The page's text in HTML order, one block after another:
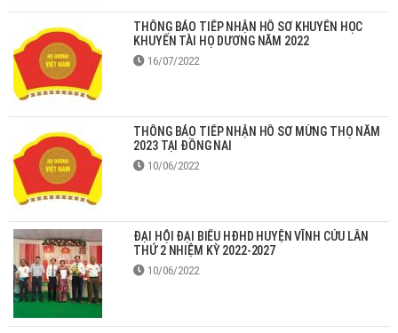
THÔNG BÁO TIẾP NHẬN HỒ SƠ KHUYẾN HỌC
KHUYẾN TÀI HỌ DƯƠNG NĂM 2022
16/07/2022
THÔNG BÁO TIẾP NHẬN HỒ SƠ MỪNG THỌ NĂM
2023 TẠI ĐỒNG NAI
10/06/2022
ĐẠI HỘI ĐẠI BIỂU HĐHD HUYỆN VĨNH CỬU LẦN
THỨ 2 NHIỆM KỲ 2022-2027
10/06/2022